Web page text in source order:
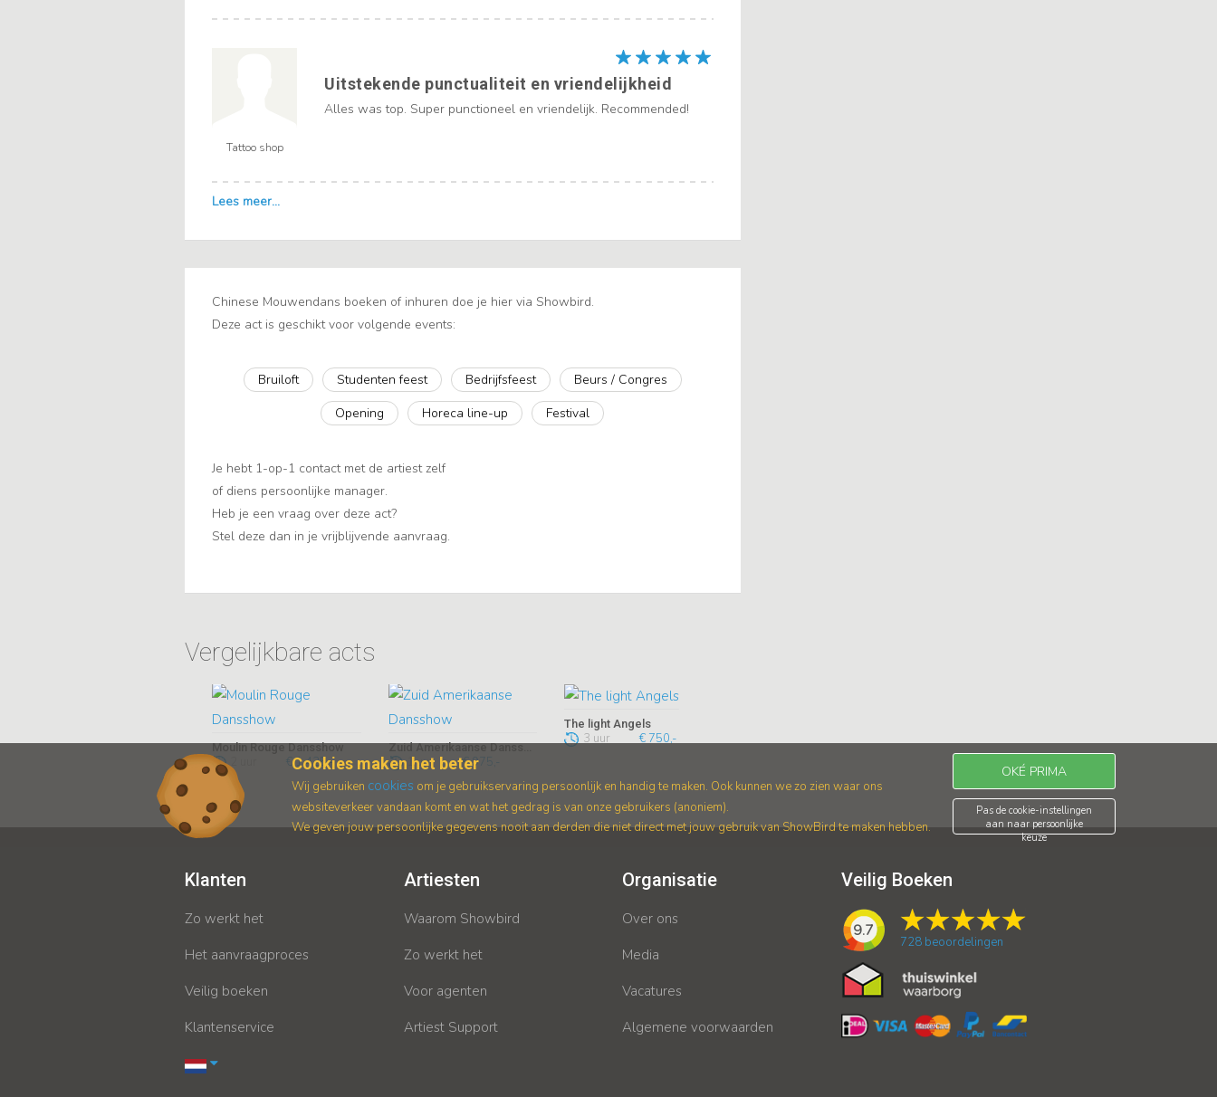
Tattoo shop
Uitstekende punctualiteit en vriendelijkheid
Alles was top. Super punctioneel en vriendelijk. Recommended!
Chinese Mouwendans boeken of inhuren doe je hier via Showbird.
Deze act is geschikt voor volgende events:
Bruiloft Studenten feest Bedrijfsfeest
Beurs / Congres
Opening
Horeca line-up Festival
Je hebt 1-op-1 contact met de artiest zelf
of diens persoonlijke manager.
Heb je een vraag over deze act?
Stel deze dan in je vrijblijvende aanvraag.
Vergelijkbare acts
Moulin Rouge Dansshow
2 uur € 1.425,-
Zuid Amerikaanse Dansshow
1 uur € 975,-
The light Angels
3 uur € 750,-
Klanten
Zo werkt het
Het aanvraagproces
Veilig boeken
Klantenservice
Artiesten
Waarom Showbird
Zo werkt het
Voor agenten
Artiest Support
Organisatie
Over ons
Media
Vacatures
Algemene voorwaarden
Veilig Boeken
9.7
728beoordelingen
Cookies maken het beter
Wij gebruiken cookies om je gebruikservaring persoonlijk en handig te maken. Ook kunnen we zo zien waar ons
websiteverkeer vandaan komt en wat het gedrag is van onze gebruikers (anoniem).
We geven jouw persoonlijke gegevens nooit aan derden die niet direct met jouw gebruik van ShowBird te maken hebben.
OKÉ PRIMA
Pas de cookie-instellingen
aan naar persoonlijke
keuze